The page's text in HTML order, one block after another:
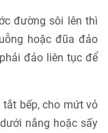
đường sôi lên thì
hoặc đũa đảo
đảo liên tục để
bếp, cho mứt vỏ
nắng hoặc sấy